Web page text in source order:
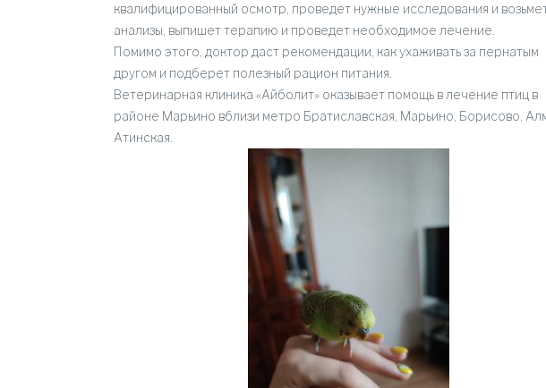
квалифицированный осмотр, проведет нужные исследования и
анализы, выпишет терапию и проведет необходимое лечение.
Помимо этого, доктор даст рекомендации, как ухаживать за пернатым
другом и подберет полезный рацион питания.
Ветеринарная клиника «Айболит» оказывает помощь в лечение птиц в
районе Марьино вблизи метро Братиславская, Марьино, Борисово,
Атинская.